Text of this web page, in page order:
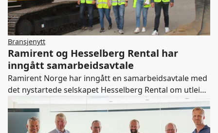
Bransjenytt
Ramirent og Hesselberg Rental har
inngått samarbeidsavtale
Ramirent Norge har inngått en samarbeidsavtale med
det nystartede selskapet Hesselberg Rental om utleie
av tyngre anleggsmaskiner.